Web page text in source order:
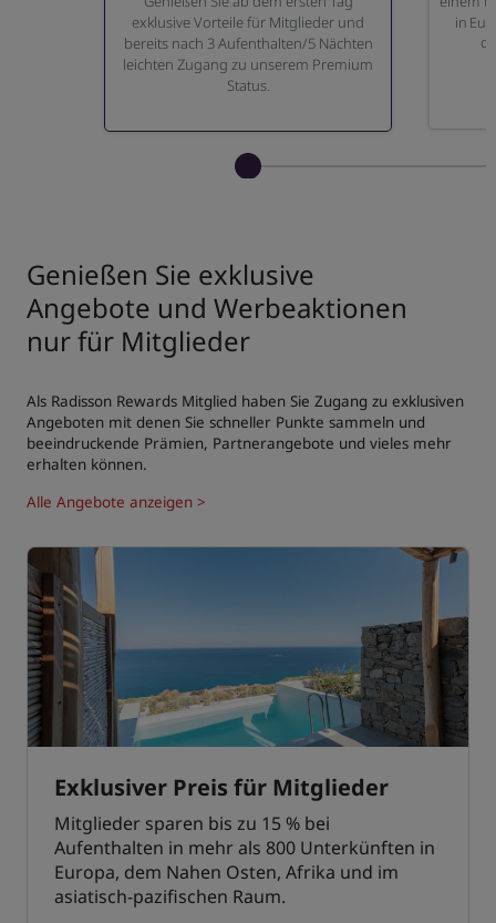
exklusive Vorteile für Mitglieder und
bereits nach 3 Aufenthalten/5 Nächten
leichten Zugang zu unserem Premium
Status.
in
Genießen Sie exklusive
Angebote und Werbeaktionen
nur für Mitglieder
Als Radisson Rewards Mitglied haben Sie Zugang zu exklusiven
Angeboten mit denen Sie schneller Punkte sammeln und
beeindruckende Prämien, Partnerangebote und vieles mehr
erhalten können.
Alle Angebote anzeigen >
Exklusiver Preis für Mitglieder
Mitglieder sparen bis zu 15 % bei
Aufenthalten in mehr als 800 Unterkünften in
Europa, dem Nahen Osten, Afrika und im
asiatisch-pazifischen Raum.